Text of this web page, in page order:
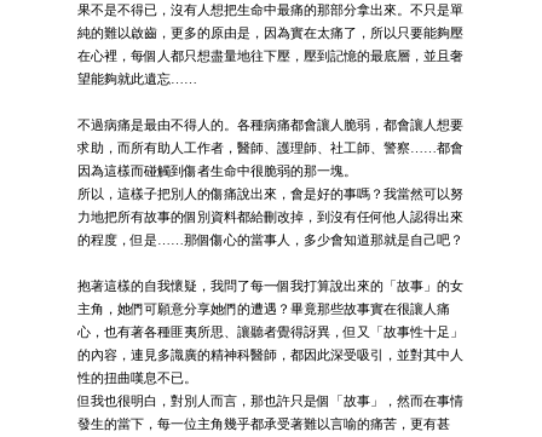
果不是不得已，沒有人想把生命中最痛的那部分拿出來。不只是單
純的難以啟齒，更多的原由是，因為實在太痛了，所以只要能夠壓
在心裡，每個人都只想盡量地往下壓，壓到記憶的最底層，並且奢
望能夠就此遺忘……
不過病痛是最由不得人的。各種病痛都會讓人脆弱，都會讓人想要
求助，而所有助人工作者，醫師、護理師、社工師、警察……都會
因為這樣而碰觸到傷者生命中很脆弱的那一塊。
所以，這樣子把別人的傷痛說出來，會是好的事嗎？我當然可以努
力地把所有故事的個別資料都給刪改掉，到沒有任何他人認得出來
的程度，但是……那個傷心的當事人，多少會知道那就是自己吧？
抱著這樣的自我懷疑，我問了每一個我打算說出來的「故事」的女
主角，她們可願意分享她們的遭遇？畢竟那些故事實在很讓人痛
心，也有著各種匪夷所思、讓聽者覺得訝異，但又「故事性十足」
的內容，連見多識廣的精神科醫師，都因此深受吸引，並對其中人
性的扭曲嘆息不已。
但我也很明白，對別人而言，那也許只是個「故事」，然而在事情
發生的當下，每一位主角幾乎都承受著難以言喻的痛苦，更有甚